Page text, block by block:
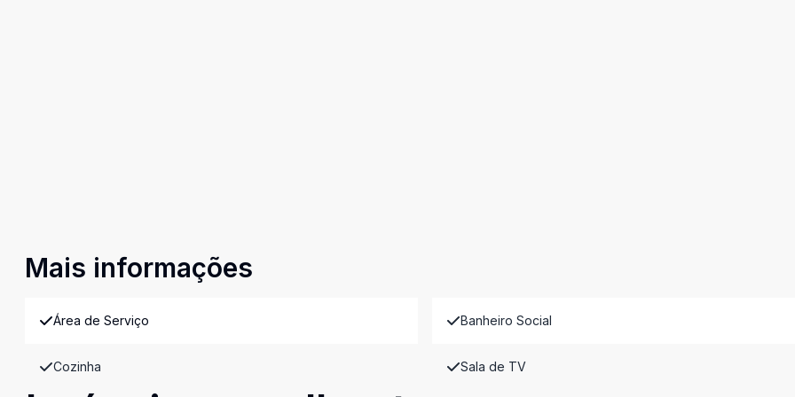
Mais informações
Área de Serviço Banheiro Social
Cozinha Sala de TV